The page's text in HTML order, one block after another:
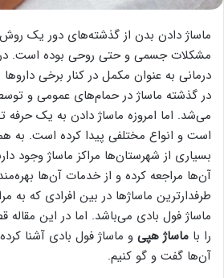
ماساژ دادن بدن از گذشته‌های دور یک روش
مشکلات جسمی و حتی روحی بوده است. در
درمانی به عنوان مکمل در کنار برخی
در گذشته ماساژ در حمام‌های عمومی و
می‌شد. اما امروزه ماساژ دادن به یک
است و انواع مختلفی پیدا کرده است. به
بسیاری از شهرستان‌ها مراکز ماساژ وجود
آن‌ها مراجعه کرده و از خدمات آن‌ها
طرفدار‌ترین ماساژ‌ها در بین افرادی که به
ماساژ فول بادی می‌باشد. اما در این مقاله
را با ماساژ هپی و ماساژ فول بادی آشنا
آن‌ها گفت و گو کنیم.